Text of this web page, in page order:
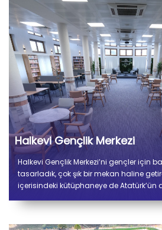
Halkevi Gençlik Merkezi
Halkevi Gençlik Merkezi’ni gençler için
tasarladık, çok şık bir mekan haline
içerisindeki kütüphaneye de Atatürk’ün